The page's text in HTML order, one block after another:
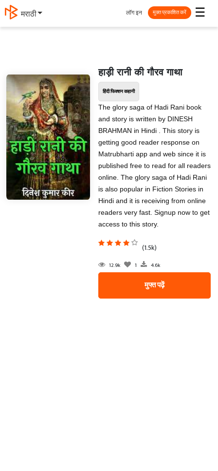
मराठी ☰
लॉग इन मुक्त प्रकाशित करें
हाड़ी रानी की गौरव गाथा
हिंदी फिक्शन कहानी
The glory saga of Hadi Rani book
and story is written by DINESH
BRAHMAN in Hindi . This story is
getting good reader response on
Matrubharti app and web since it is
published free to read for all readers
online. The glory saga of Hadi Rani
is also popular in Fiction Stories in
Hindi and it is receiving from online
readers very fast. Signup now to get
access to this story.
(1.5k)
12.9k 1 4.6k
मुफ्त पढ़ें